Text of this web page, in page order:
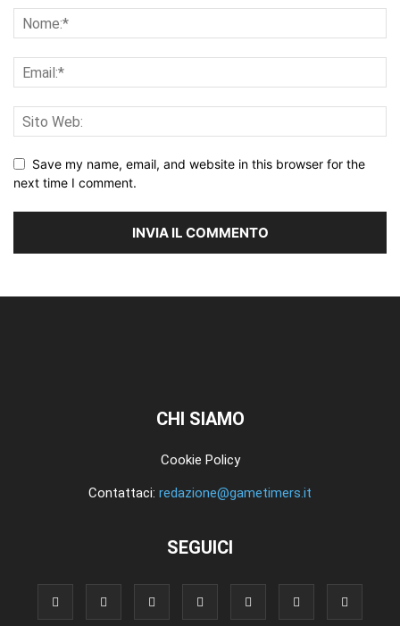
Save my name, email, and website in this browser for the
next time I comment.
CHI SIAMO
Cookie Policy
Contattaci: redazione@gametimers.it
SEGUICI